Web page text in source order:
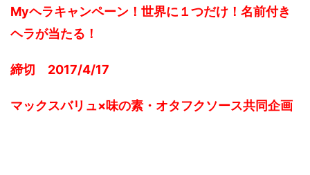
Myヘラキャンペーン！世界に１つだけ！名前付き
ヘラが当たる！
締切 2017/4/17
マックスバリュ×味の素・オタフクソース共同企画